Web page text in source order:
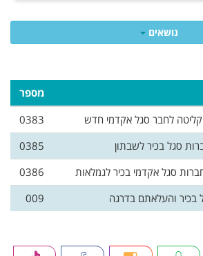
נושאים
מספר
לחבר סגל אקדמי חדש
0383
סגל בכיר לשבתון
0385
סגל אקדמי בכיר לגמלאות
0386
בכיר והעלאתם בדרגה
009